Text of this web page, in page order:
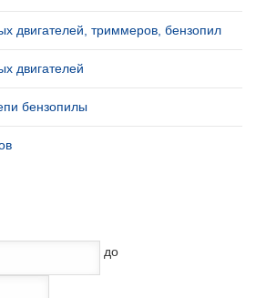
двигателей, триммеров, бензопил
двигателей
бензопилы
до